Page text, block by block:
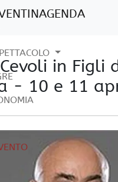
in Figli
- 10 e 11